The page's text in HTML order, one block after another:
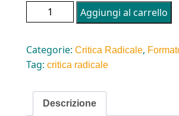
ANONIMO: RINASCITA (apocrifo).
quantità
Aggiungi al carrello
Categorie: Critica Radicale,
Tag: critica radicale
Descrizione